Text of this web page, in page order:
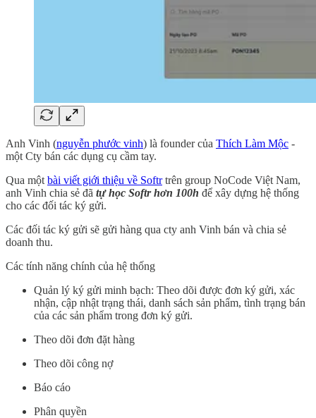
Anh Vinh (nguyễn phước vinh) là founder của Thích Làm Mộc -
một Cty bán các dụng cụ cầm tay.
Qua một bài viết giới thiệu về Softrtrên group NoCode Việt Nam,
anh Vinh chia sẻ đã tự học Softr hơn 100h để xây dựng hệ thống
cho các đối tác ký gửi.
Các đối tác ký gửi sẽ gửi hàng qua cty anh Vinh bán và chia sẻ
doanh thu.
Các tính năng chính của hệ thống
Quản lý ký gửi minh bạch: Theo dõi được đơn ký gửi, xác
nhận, cập nhật trạng thái, danh sách sản phẩm, tình trạng bán
của các sản phẩm trong đơn ký gửi.
Theo dõi đơn đặt hàng
Theo dõi công nợ
Báo cáo
Phân quyền